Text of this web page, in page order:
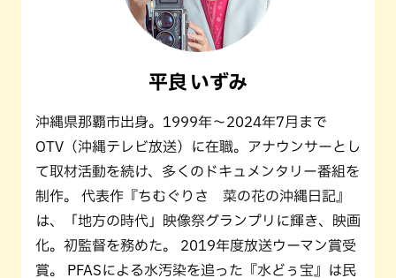
平良 いずみ
沖縄県那覇市出身。1999年〜2024年7月まで
OTV（沖縄テレビ放送）に在職。アナウンサーとし
て取材活動を続け、多くのドキュメンタリー番組を
制作。 代表作『ちむぐりさ 菜の花の沖縄日記』
は、「地方の時代」映像祭グランプリに輝き、映画
化。初監督を務めた。 2019年度放送ウーマン賞受
賞。 PFASによる水汚染を追った『水どぅ宝』は民